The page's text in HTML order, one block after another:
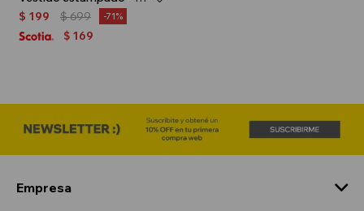
$ 199 $699 71
$ 169
Empresa